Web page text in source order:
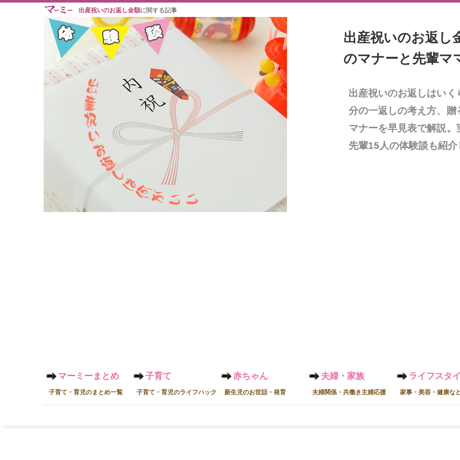
出産祝いのお返し金額に関する記事
出産祝いのお返し
のマナーと先輩マ
出産祝いのお返しはい
分の一返しの考え方、
マナーを早見表で解説。
先輩15人の体験談も紹介
マーミーまとめ
子育て・育児のまとめ一覧
子育て
子育て・育児のライフハック
赤ちゃん
新生児のお世話・発育
夫婦・家族
夫婦関係・共働き主婦応援
ライフスタ
家事・美容・健康な